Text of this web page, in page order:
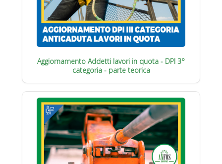
Aggiornamento Addetti lavori in quota - DPI 3°
categoria - parte teorica